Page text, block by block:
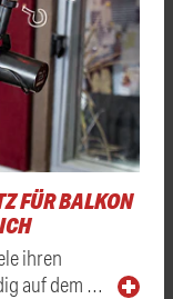
FÜR BALKON
ihren
auf dem …